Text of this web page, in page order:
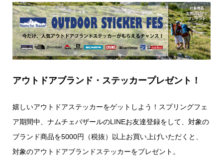
アウトドアブランド・ステッカープレゼント！
嬉しいアウトドアステッカーをゲットしよう！スプリングフェ
ア期間中、ナムチェバザールのLINEお友達登録をして、対象の
ブランド商品を5000円（税抜）以上お買い上げいただくと、
対象のアウトドアブランドステッカーをプレゼント。